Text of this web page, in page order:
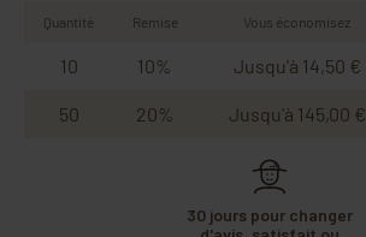
Quantité Remise Vous économisez
10 10% Jusqu'à 14,50 €
50 20% Jusqu'à 145,00 €
30 jours pour changer